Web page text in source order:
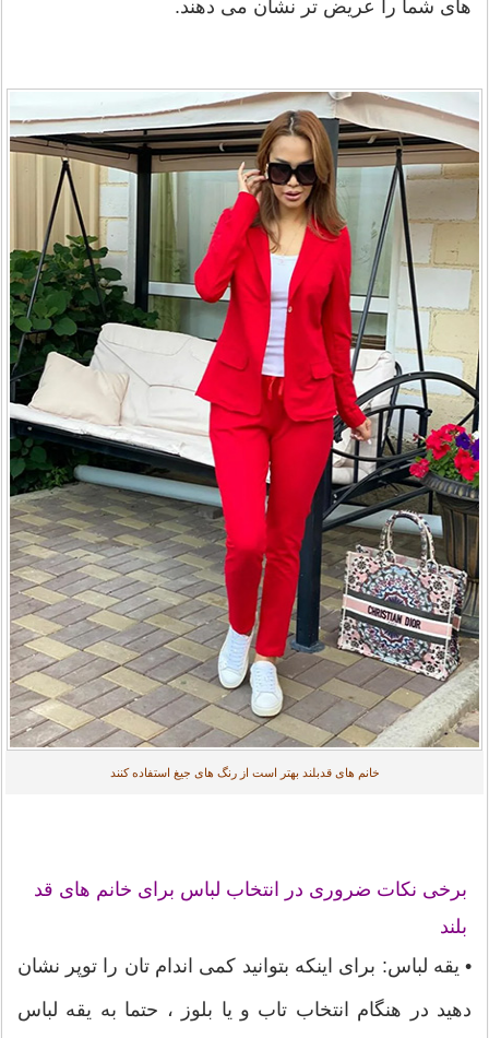
های شما را عریض تر نشان می دهند.
خانم های قدبلند بهتر است از رنگ های جیغ استفاده کنند
برخی نکات ضروری در انتخاب لباس برای خانم های قد
بلند
• یقه لباس: برای اینکه بتوانید کمی اندام تان را توپر نشان
دهید در هنگام انتخاب تاب و یا بلوز ، حتما به یقه لباس